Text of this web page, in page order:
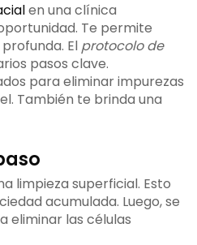
en una clínica
Te permite
El protocolo de
pasos clave.
para eliminar impurezas
También te brinda una
limpieza superficial. Esto
acumulada. Luego, se
eliminar las células